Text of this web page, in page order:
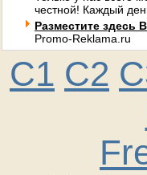
честной! Каждый
Разместите здесь
Promo-Reklama.ru
C1 C2